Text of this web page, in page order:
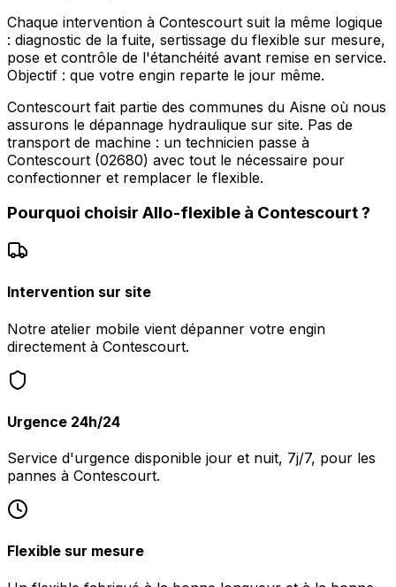
Chaque intervention à Contescourt suit la même logique
: diagnostic de la fuite, sertissage du flexible sur mesure,
pose et contrôle de l'étanchéité avant remise en service.
Objectif : que votre engin reparte le jour même.
Contescourt fait partie des communes du Aisne où nous
assurons le dépannage hydraulique sur site. Pas de
transport de machine : un technicien passe à
Contescourt (02680) avec tout le nécessaire pour
confectionner et remplacer le flexible.
Pourquoi choisir Allo-flexible à Contescourt?
Intervention sur site
Notre atelier mobile vient dépanner votre engin
directement à Contescourt.
Urgence 24h/24
Service d'urgence disponible jour et nuit, 7j/7, pour les
pannes à Contescourt.
Flexible sur mesure